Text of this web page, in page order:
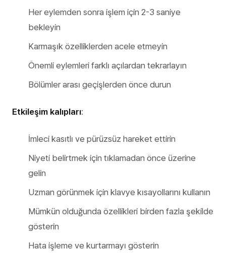
Her eylemden sonra işlem için 2-3 saniye
bekleyin
Karmaşık özelliklerden acele etmeyin
Önemli eylemleri farklı açılardan tekrarlayın
Bölümler arası geçişlerden önce durun
Etkileşim kalıpları:
İmleci kasıtlı ve pürüzsüz hareket ettirin
Niyeti belirtmek için tıklamadan önce üzerine
gelin
Uzman görünmek için klavye kısayollarını kullanın
Mümkün olduğunda özellikleri birden fazla şekilde
gösterin
Hata işleme ve kurtarmayı gösterin